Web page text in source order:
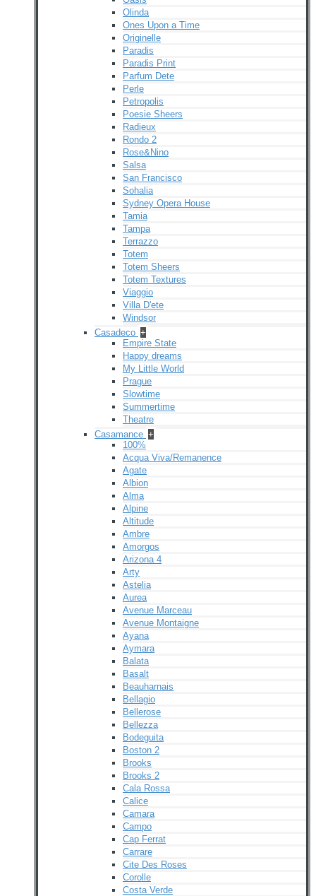
Olinda
Ones Upon a Time
Originelle
Paradis
Paradis Print
Parfum Dete
Perle
Petropolis
Poesie Sheers
Radieux
Rondo 2
Rose&Nino
Salsa
San Francisco
Sohalia
Sydney Opera House
Tamia
Tampa
Terrazzo
Totem
Totem Sheers
Totem Textures
Viaggio
Villa D'ete
Windsor
Casadeco +
Empire State
Happy dreams
My Little World
Prague
Slowtime
Summertime
Theatre
Casamance +
100%
Acqua Viva/Remanence
Agate
Albion
Alma
Alpine
Altitude
Ambre
Amorgos
Arizona 4
Arty
Astelia
Aurea
Avenue Marceau
Avenue Montaigne
Ayana
Aymara
Balata
Basalt
Beauharnais
Bellagio
Bellerose
Bellezza
Bodeguita
Boston 2
Brooks
Brooks 2
Cala Rossa
Calice
Camara
Campo
Cap Ferrat
Carrare
Cite Des Roses
Corolle
Costa Verde